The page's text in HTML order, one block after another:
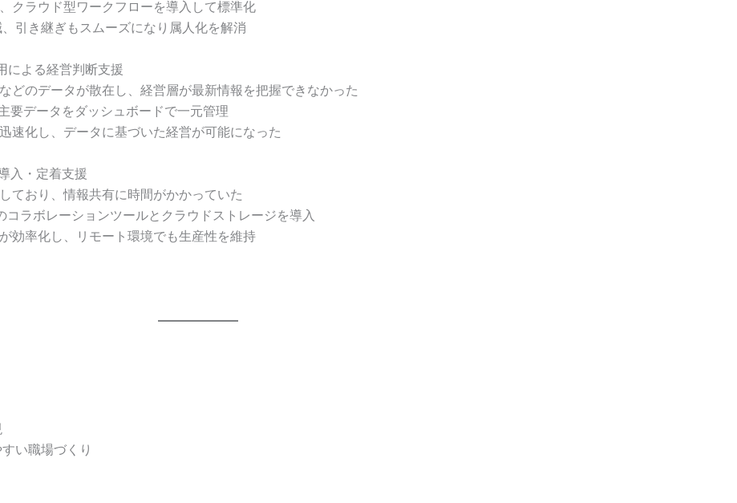
クラウド型ワークフローを導入して標準化
引き継ぎもスムーズになり属人化を解消
による経営判断支援
どのデータが散在し、経営層が最新情報を把握できなかった
要データをダッシュボードで一元管理
速化し、データに基づいた経営が可能になった
入・定着支援
ており、情報共有に時間がかかっていた
コラボレーションツールとクラウドストレージを導入
効率化し、リモート環境でも生産性を維持
い職場づくり